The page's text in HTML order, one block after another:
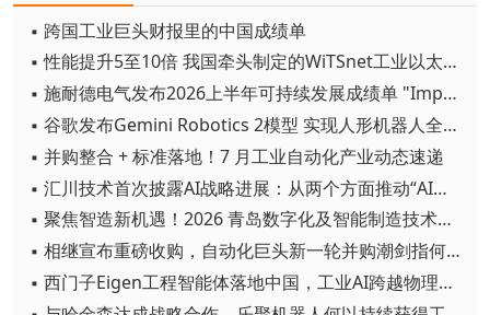
▪ 跨国工业巨头财报里的中国成绩单
▪ 性能提升5至10倍 我国牵头制定的WiTSnet工业以太网国际标准正式发布
▪ 施耐德电气发布2026上半年可持续发展成绩单 "Impact 2030"路线图开局稳健
▪ 谷歌发布Gemini Robotics 2模型 实现人形机器人全身智能控制突破
▪ 并购整合 + 标准落地！7 月工业自动化产业动态速递
▪ 汇川技术首次披露AI战略进展：从两个方面推动“AI业务化”落地
▪ 聚焦智造新机遇！2026 青岛数字化及智能制造技术论坛圆满落幕
▪ 相继宣布重磅收购，自动化巨头新一轮并购潮剑指何方？
▪ 西门子Eigen工程智能体落地中国，工业AI跨越物理世界“确定性”拐点